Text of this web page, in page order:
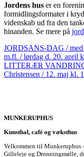
Jordens hus er en
formidlingsformater i
videnskab ud fra den
hinanden. Se mere på
JORDSANS-DAG / med
m.fl. / lørdag d. 20. april
LITTERÆR VANDRING
Christensen / 12. maj kl.
MUNKERUPHUS
Kunsthal, café og væksthus
Velkommen til Munkeruphus
Gilleleje og Dronningmølle,